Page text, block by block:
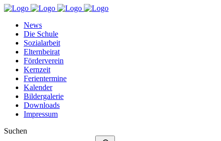
News
Die Schule
Sozialarbeit
Elternbeirat
Förderverein
Kernzeit
Ferientermine
Kalender
Bildergalerie
Downloads
Impressum
Suchen